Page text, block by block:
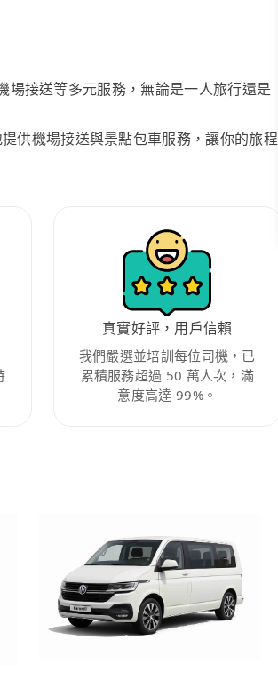
接送等多元服務，無論是一人旅行還是
供機場接送與景點包車服務，讓你的旅程
真實好評，用戶信賴
我們嚴選並培訓每位司機，已
累積服務超過 50 萬人次，滿
意度高達 99%。